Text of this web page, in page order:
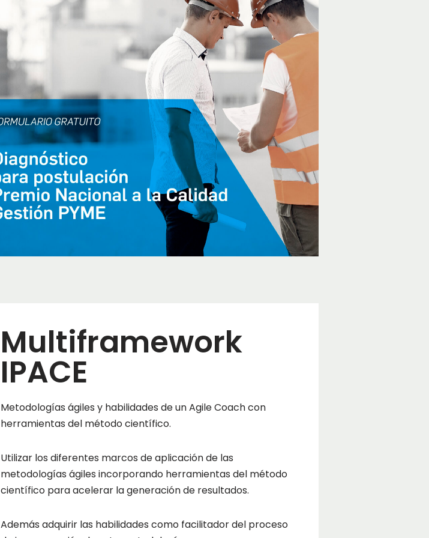
Multiframework
IPACE
Metodologías ágiles y habilidades de un Agile Coach con
herramientas del método científico.
Utilizar los diferentes marcos de aplicación de las
metodologías ágiles incorporando herramientas del método
científico para acelerar la generación de resultados.
Además adquirir las habilidades como facilitador del proceso